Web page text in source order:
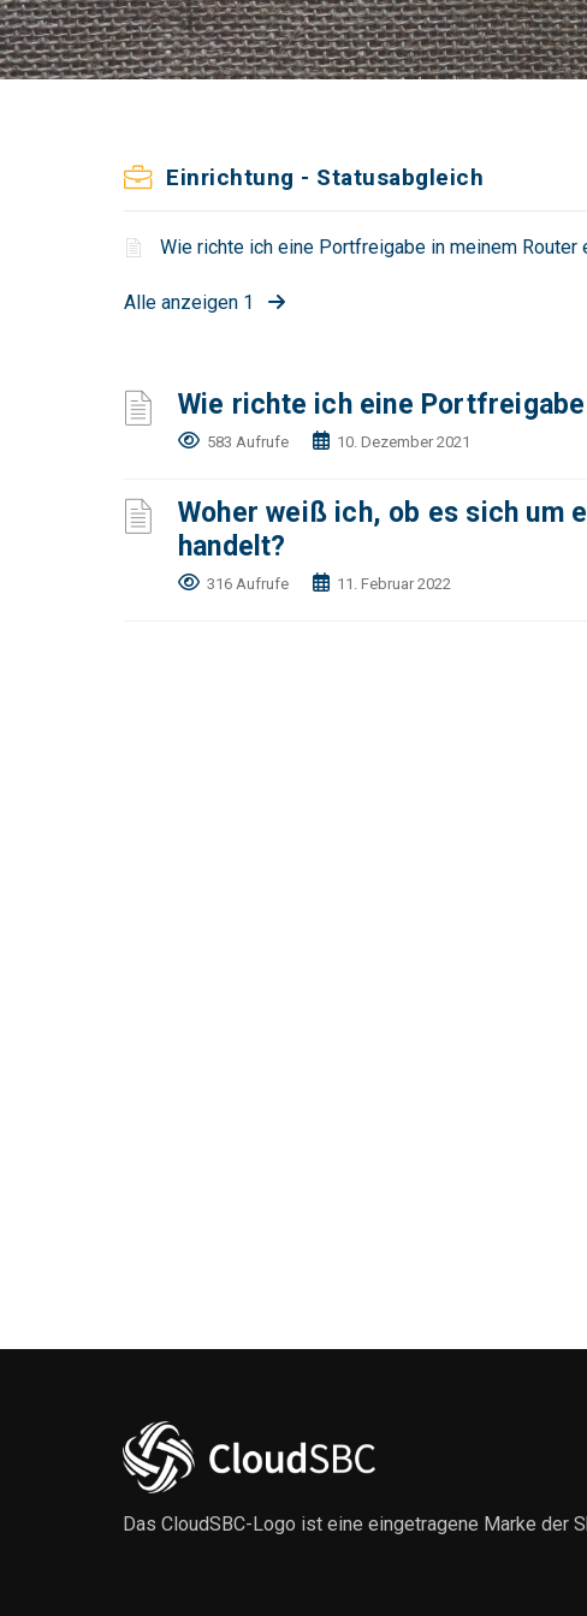
Einrichtung - Statusabgleich
Wie richte ich eine Portfreigabe in meinem Router
Alle anzeigen 1
Wie richte ich eine
583 Aufrufe 10. Dezember 2021
Woher weiß ich, ob es sich um
handelt?
316 Aufrufe 11. Februar 2022
Das CloudSBC-Logo ist eine eingetragene Marke der